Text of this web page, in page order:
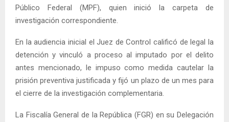
Público Federal (MPF), quien inició la carpeta de
investigación correspondiente.
En la audiencia inicial el Juez de Control calificó de legal la
detención y vinculó a proceso al imputado por el delito
antes mencionado, le impuso como medida cautelar la
prisión preventiva justificada y fijó un plazo de un mes para
el cierre de la investigación complementaria.
La Fiscalía General de la República (FGR) en su Delegación